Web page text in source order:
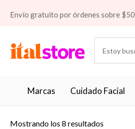
Envío gratuito por órdenes sobre $50
Marcas Cuidado Facial
Mostrando los 8 resultados